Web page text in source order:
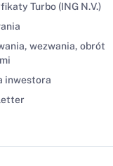
Turbo (ING N.V.)
wezwania, obrót
inwestora